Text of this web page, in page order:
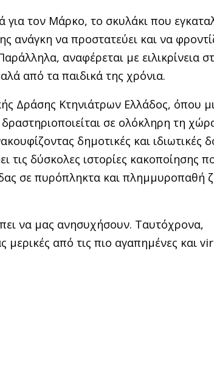
τον Μάρκο, το σκυλάκι που
ανάγκη να προστατεύει και να
αναφέρεται με ειλικρίνεια
από τα παιδικά της χρόνια.
Δράσης Κτηνιάτρων Ελλάδος, όπου
σε ολόκληρη τη
δημοτικές και ιδιωτικές
τις δύσκολες ιστορίες κακοποίησης
σε πυρόπληκτα και πλημμυροπαθή
να μας ανησυχήσουν. Ταυτόχρονα,
από τις πιο αγαπημένες και